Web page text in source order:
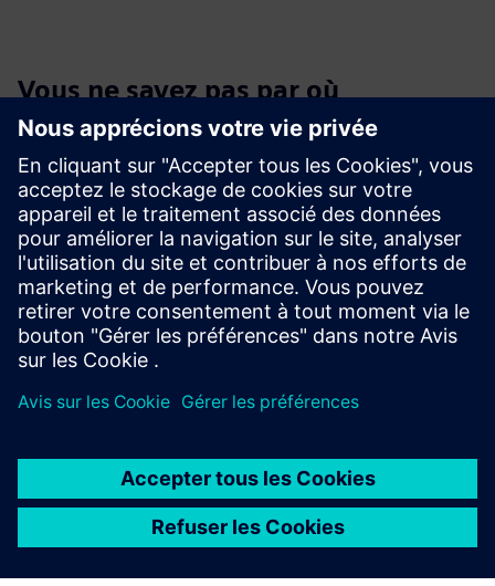
Vous ne savez pas par où
commencer ?
Laissez-nous vous aider à trouver le bon programme.
Rejoignez l'un des ecosystems de partenaires les plus
importants et les plus dynamiques du secteur.
Contactez-nous